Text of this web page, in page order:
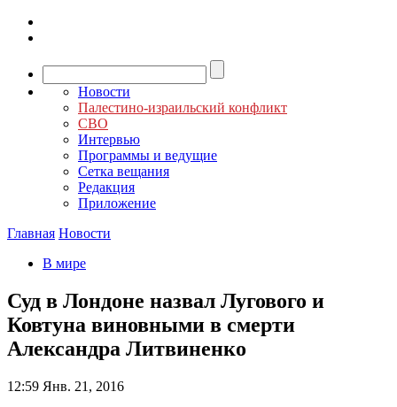
Новости
Палестино-израильский конфликт
СВО
Интервью
Программы и ведущие
Сетка вещания
Редакция
Приложение
Главная Новости
В мире
Суд в Лондоне назвал Лугового и
Ковтуна виновными в смерти
Александра Литвиненко
12:59 Янв. 21, 2016